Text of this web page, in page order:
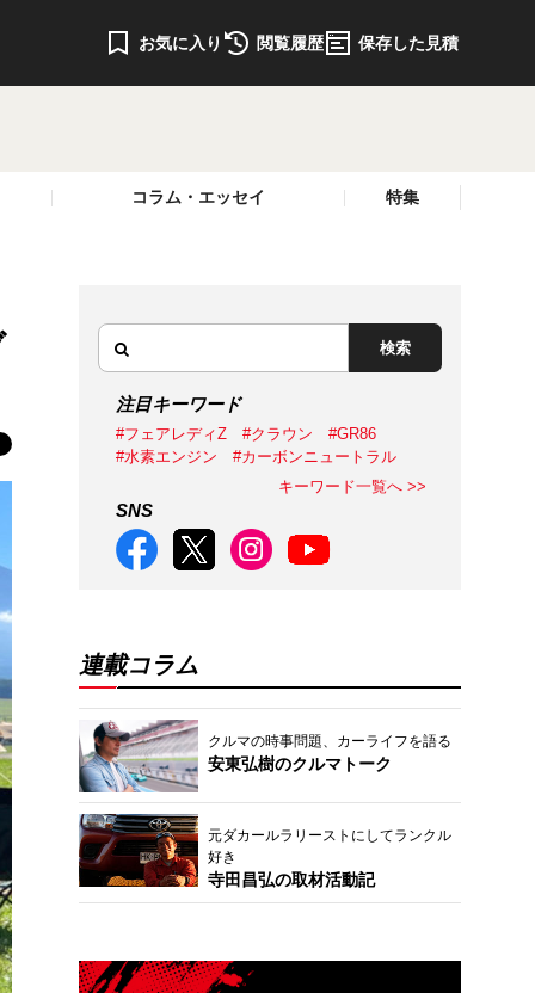
お気に入り 閲覧履歴 保存した見積
コラム・エッセイ 特集
検索
注目キーワード
#フェアレディZ #クラウン
#GR86
#水素エンジン
#カーボンニュートラル
キーワード一覧へ >>
SNS
連載コラム
クルマの時事問題、カーライフを語る
安東弘樹のクルマトーク
元ダカールラリーストにしてランクル
好き
寺田昌弘の取材活動記